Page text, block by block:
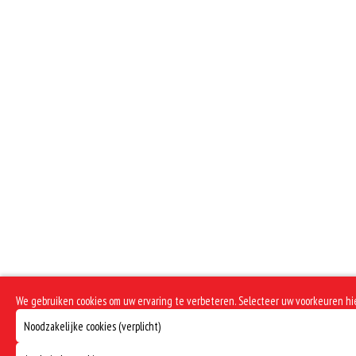
We gebruiken cookies om uw ervaring te verbeteren. Selecteer uw voorkeuren
Noodzakelijke cookies (verplicht)